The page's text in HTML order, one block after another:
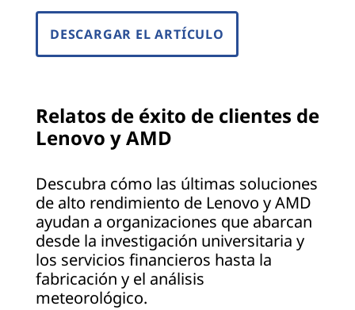
DESCARGAR EL ARTÍCULO
Relatos de éxito de clientes de
Lenovo y AMD
Descubra cómo las últimas soluciones
de alto rendimiento de Lenovo y AMD
ayudan a organizaciones que abarcan
desde la investigación universitaria y
los servicios financieros hasta la
fabricación y el análisis
meteorológico.